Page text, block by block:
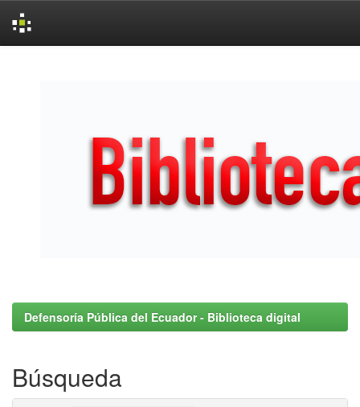
Defensoría Pública del Ecuador - Biblioteca digital
Búsqueda